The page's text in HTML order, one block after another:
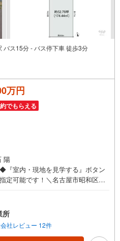
バス15分 - バス停下車 徒歩3分
万円
でもらえる
陽
室内・現地を見学する』ボタン
定可能です！＼名古屋市昭和区、
の直接のご売却依頼を数多くいた
社です。ネット上で分かる立地環
任せいただいたお客様に現地の生
提案致します。＼平日のお住まい
所
社レビュー 12件